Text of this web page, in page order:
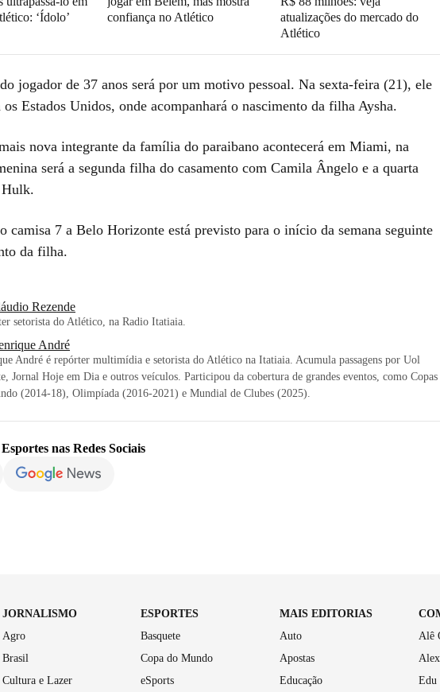
‘Ídolo’
confiança no Atlético
atualizações do mercado do
Atlético
jogador de 37 anos será por um motivo pessoal. Na sexta-feira (21), ele
Estados Unidos, onde acompanhará o nascimento da filha Aysha.
nova integrante da família do paraibano acontecerá em Miami, na
será a segunda filha do casamento com Camila Ângelo e a quarta
Hulk.
camisa 7 a Belo Horizonte está previsto para o início da semana seguinte
da filha.
Rezende
setorista do Atlético, na Radio Itatiaia.
André
André é repórter multimídia e setorista do Atlético na Itatiaia. Acumula passagens por Uol
Jornal Hoje em Dia e outros veículos. Participou da cobertura de grandes eventos, como Copas
(2014-18), Olimpíada (2016-2021) e Mundial de Clubes (2025).
Esportes nas Redes Sociais
JORNALISMO
Agro
Brasil
Cultura e Lazer
ESPORTES
Basquete
Copa do Mundo
eSports
MAIS EDITORIAS
Auto
Apostas
Educação
Alê
Edu